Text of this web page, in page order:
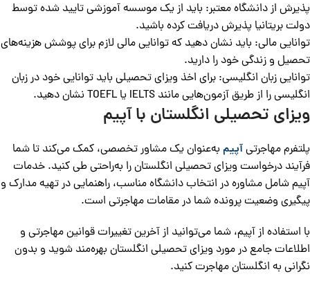
پذیرش از دانشگاه معتبر: باید از یک موسسه آموزشی تایید شده توسط
دولت بریتانیا پذیرش دریافت کرده باشید.
توانایی مالی: باید نشان دهید که توانایی مالی لازم برای پوشش هزینه‌های
تحصیل و زندگی خود را دارید.
توانایی زبان انگلیسی: برای اخذ ویزای تحصیلی باید توانایی خود در زبان
انگلیسی را از طریق آزمون‌هایی مانند IELTS یا TOEFL نشان دهید.
ویزای تحصیلی انگلستان با آپیم
پلتفرم مهاجرتیآپیم به‌عنوان یک مشاور تخصصی، کمک می‌کند تا شما
فرآیند درخواست ویزای تحصیلی انگلستان را به‌راحتی طی کنید. خدمات
آپیم شامل مشاوره در انتخاب دانشگاه مناسب، راهنمایی در تهیه مدارک و
پیگیری وضعیت پرونده شما در مقامات مهاجرتی است.
با استفاده از آپیم، شما می‌توانید از آخرین تغییرات قوانین مهاجرتی و
اطلاعات جامع در مورد ویزای تحصیلی انگلستان بهره‌مند شوید و بدون
نگرانی به انگلستان مهاجرت کنید.